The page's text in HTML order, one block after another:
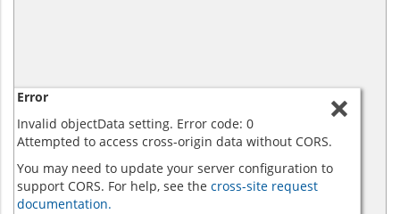
Error
Invalid objectData setting. Error code: 0
Attempted to access cross-origin data without CORS.
You may need to update your server configuration to
support CORS. For help, see the cross-site request
documentation.